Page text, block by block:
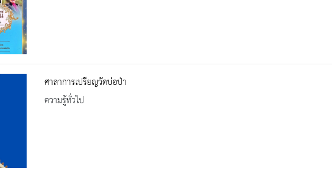
ศาลาการเปรียญวัดบ่อป่า
ความรู้ทั่วไป